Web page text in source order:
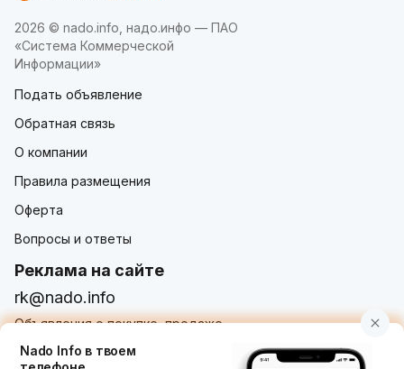
2026 © nado.info, надо.инфо — ПАО
«Система Коммерческой
Информации»
Подать объявление
Обратная связь
О компании
Правила размещения
Оферта
Вопросы и ответы
Реклама на сайте
rk@nado.info
Объявления о покупке, продаже,
услугах от частных лиц и организаций
Nado Info в твоем